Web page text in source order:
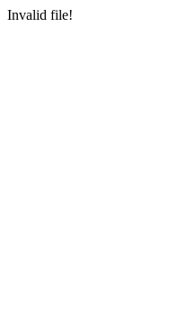
Invalid file!